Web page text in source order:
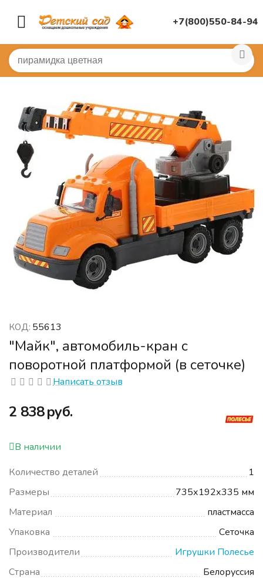
+7(800)550-84-94
Главная / ИГРУШКИ ДЛЯ ДЕТСКОГО САДА
КОД: 55613
"Майк", автомобиль-кран с
поворотной платформой (в сеточке)
Написать отзыв
‍2 838‍руб.
В наличии
Количество деталей
1
Размеры
735х192х335 мм
Материал
пластмасса
Упаковка
Сеточка
Производители
Игрушки Полесье
Страна
Белоруссия